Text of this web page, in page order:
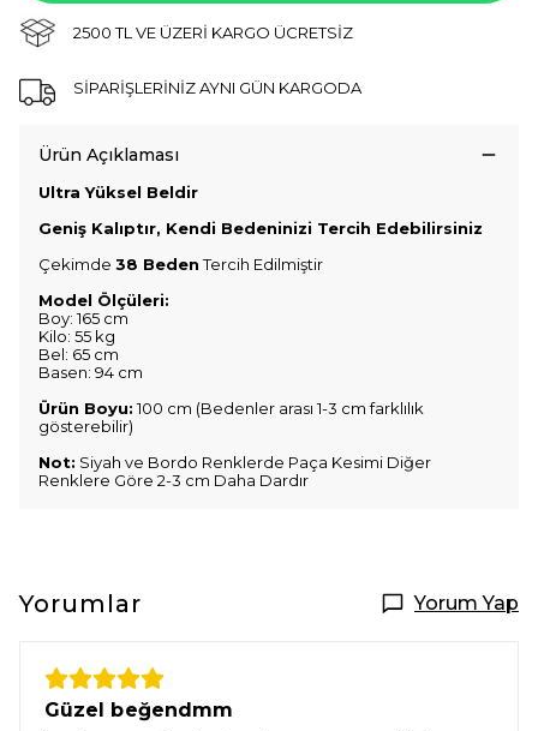
2500 TL VE ÜZERİ KARGO ÜCRETSİZ
SİPARİŞLERİNİZ AYNI GÜN KARGODA
Ürün Açıklaması
Ultra Yüksel Beldir
Geniş Kalıptır, Kendi Bedeninizi Tercih Edebilirsiniz
Çekimde 38 BedenTercih Edilmiştir
Model Ölçüleri:
Boy: 165 cm
Kilo: 55 kg
Bel: 65 cm
Basen: 94 cm
Ürün Boyu:100 cm (Bedenler arası 1-3 cm farklılık
gösterebilir)
Not: Siyah ve Bordo Renklerde Paça Kesimi Diğer
Renklere Göre 2-3 cm Daha Dardır
Yorumlar Yorum Yap
Güzel beğendmm